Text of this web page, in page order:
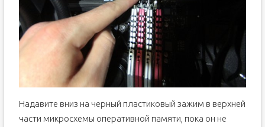
Надавите вниз на черный пластиковый зажим в верхней
части микросхемы оперативной памяти, пока он не